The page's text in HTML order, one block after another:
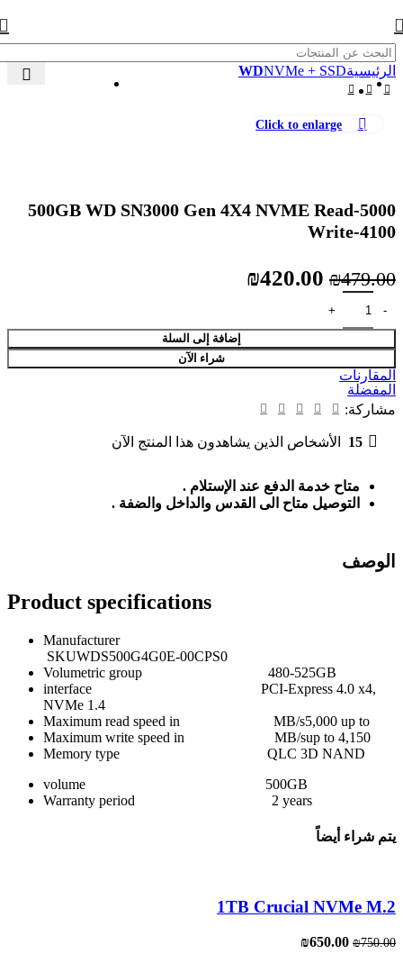
الرئيسيةNVMe + SSD
WD
-12%
Click to enlarge
500GB WD SN3000 Gen 4X4 NVME Read-5000
Write-4100
₪479.00
السعر
هو:
₪479.00.
₪420.00
هو:
₪420.00.
إضافة إلى السلة
شراء الآن
المقارنات
المفضلة
مشاركة:
15 الأشخاص الذين يشاهدون هذا المنتج الآن
متاح خدمة الدفع عند الإستلام .
التوصيل متاح الى القدس والداخل والضفة .
الوصف
Product specifications
Manufacturer
SKUWDS500G4G0E-00CPS0
Volumetric group 480-525GB
interface PCI-Express 4.0 x4,
NVMe 1.4
Maximum read speed in MB/s5,000 up to
Maximum write speed in MB/sup to 4,150
Memory type QLC 3D NAND
volume 500GB
Warranty period 2 years
يتم شراء أيضاً
1TB Crucial NVMe M.2
₪750.00
السعر ₪650.00